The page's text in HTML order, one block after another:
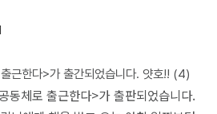
근한다>가 출간되었습니다. 얏호!! (4)
동체로 출근한다>가 출판되었습니다.